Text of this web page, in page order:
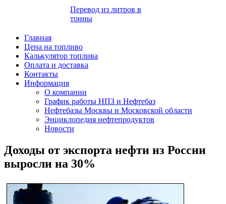
Перевод из литров в
тонны
Главная
Цена на топливо
Калькулятор топлива
Оплата и доставка
Контакты
Информация
О компании
График работы НПЗ и Нефтебаз
Нефтебазы Москвы и Московской области
Энциклопедия нефтепродуктов
Новости
Доходы от экспорта нефти из России
выросли на 30%